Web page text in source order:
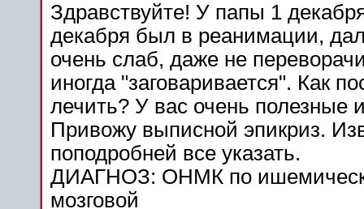
Здравствуйте! У папы 1
декабря был в реанимации,
очень слаб, даже не
иногда "заговаривается". Как
лечить? У вас очень полезные
Привожу выписной эпикриз.
поподробней все указать.
ДИАГНОЗ: ОНМК по
мозговой